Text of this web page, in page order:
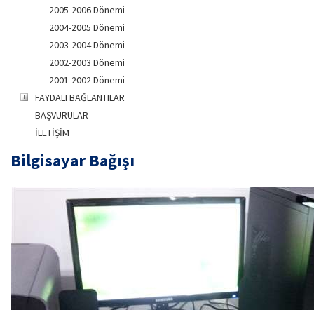
2005-2006 Dönemi
2004-2005 Dönemi
2003-2004 Dönemi
2002-2003 Dönemi
2001-2002 Dönemi
FAYDALI BAĞLANTILAR
BAŞVURULAR
İLETİŞİM
Bilgisayar Bağışı